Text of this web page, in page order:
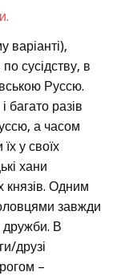
варіанті),
сусідству, в
Руссю.
багато разів
а часом
у своїх
хани
князів. Одним
завжди
дружби. В
друзі
–